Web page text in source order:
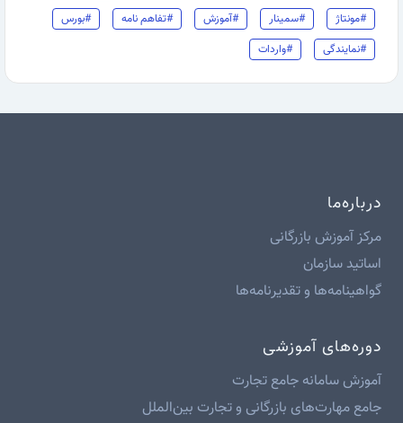
#مونتاژ
#سمینار #آموزش #تفاهم نامه
#بورس
#نمایندگی
#واردات
درباره‌ما
مرکز آموزش بازرگانی
اساتید سازمان
گواهینامه‌ها و تقدیرنامه‌ها
دوره‌های آموزشی
آموزش سامانه جامع تجارت
جامع مهارت‌های بازرگانی و تجارت بین‌الملل